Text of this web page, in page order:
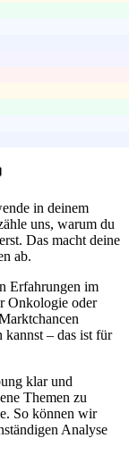
in deinem
uns, warum du
Das macht deine
ab.
Erfahrungen im
Onkologie oder
kannst – das ist für
klar und
Themen zu
So können wir
Analyse